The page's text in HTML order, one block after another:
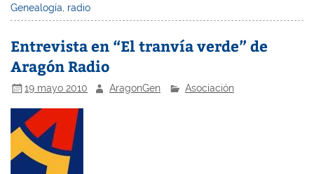
Genealogía, radio
Entrevista en “El tranvía verde” de
Aragón Radio
19 mayo 2010 AragonGen Asociación